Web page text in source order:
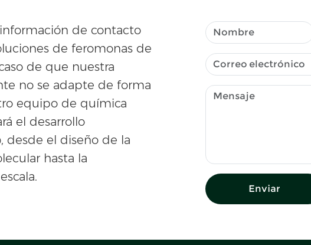
de contacto
de feromonas de
de que nuestra
no se adapte de forma
equipo de química
el desarrollo
desde el diseño de la
hasta la
Enviar